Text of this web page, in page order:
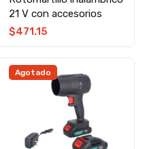
21 V con accesorios
$471.15
Agotado